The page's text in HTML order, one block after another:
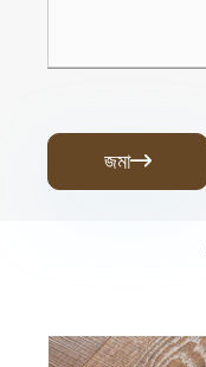
জমা